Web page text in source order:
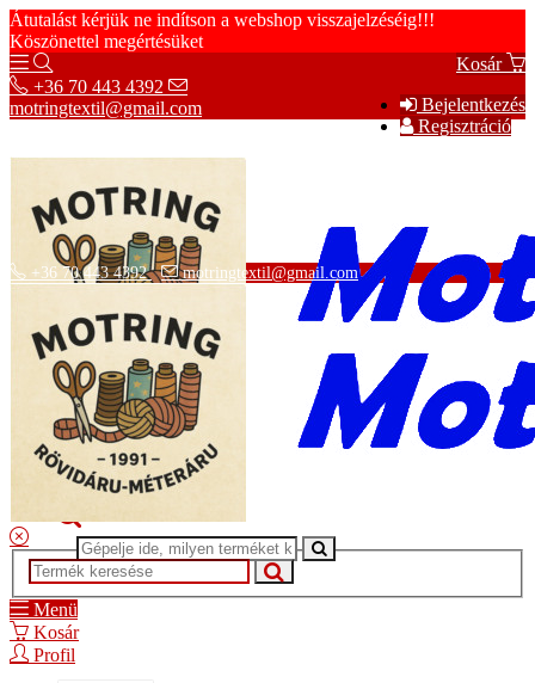
Átutalást kérjük ne indítson a webshop visszajelzéséig!!!
Köszönettel megértésüket
Kosár
Bejelentkezés
Regisztráció
+36 70 443 4392
motringtextil@gmail.com
Adatvédelmi tájékoztató
ÁSZF
Szállítási információk
+36 70 443 4392 motringtextil@gmail.com
Menü
Kosár
Profil